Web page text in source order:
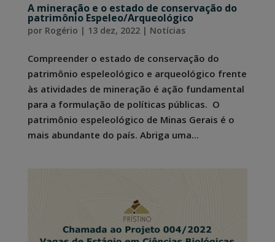
A mineração e o estado de conservação do
patrimônio Espeleo/Arqueológico
por Rogério | 13 dez, 2022| Notícias
Compreender o estado de conservação do
patrimônio espeleológico e arqueológico frente
às atividades de mineração é ação fundamental
para a formulação de políticas públicas. O
patrimônio espeleológico de Minas Gerais é o
mais abundante do país. Abriga uma...